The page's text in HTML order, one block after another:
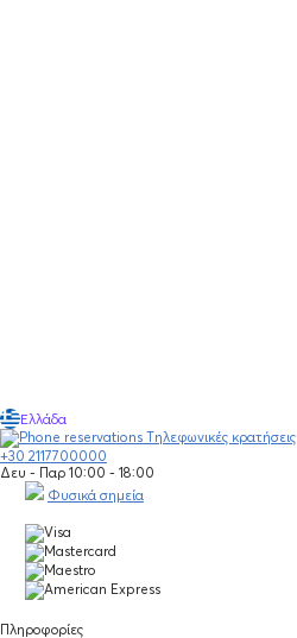
Ελλάδα
Τηλεφωνικές κρατήσεις
+30 2117700000
Δευ - Παρ 10:00 - 18:00
Φυσικά σημεία
Πληροφορίες